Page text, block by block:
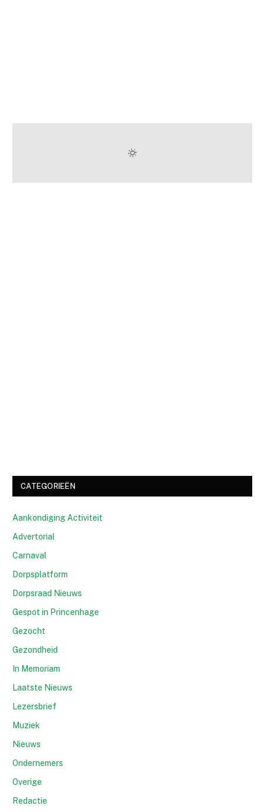
CATEGORIEËN
Aankondiging Activiteit
Advertorial
Carnaval
Dorpsplatform
Dorpsraad Nieuws
Gespot in Princenhage
Gezocht
Gezondheid
In Memoriam
Laatste Nieuws
Lezersbrief
Muziek
Nieuws
Ondernemers
Overige
Redactie